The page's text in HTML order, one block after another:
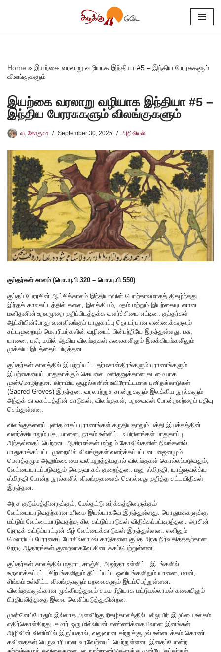
Home » இயற்கை வரலாறு வழியாக இந்தியா #5 – இந்திய பேரரசுகளும்
விலங்குகளும்
இயற்கை வரலாறு வழியாக இந்தியா #5 –
இந்திய பேரரசுகளும் விலங்குகளும்
வ. கோகுலா September 30, 2025 அறிவியல்
குப்தர்கள் காலம் (பொ.யு.பி 320 – பொ.யு.பி 550)
குப்தப் பேரரசின் ஆட்சிக்காலம் இந்தியாவின் பொற்காலமாகத் திகழ்ந்தது.
இந்தக் காலகட்டத்தில் கலை, இலக்கியம், மதம் மற்றும் இயற்கையுடனான
மனிதனின் உறவுமுறை குறிப்பிடத்தக்க வளர்ச்சியை எட்டின. குப்தர்கள்
ஆட்சியின்போது வனவிலங்குப் பாதுகாப்பு தொடர்பான எண்ணக்கருவும்
சட்டமுறையும் மௌரியர்களின் வழியைப் பின்பற்றியே இருந்துள்ளது. பசு,
யானை, புலி, மயில் ஆகிய விலங்குகள் கலைகளிலும் இலக்கியங்களிலும்
முக்கிய இடத்தைப் பிடித்தன.
குப்தர்கள் காலத்தில் இயற்றப்பட்ட தர்மசாஸ்திரங்களும் புராணங்களும்
இயற்கையைப் பாதுகாக்கும் செயலை மனிதனுக்கான கடமையாக
முன்மொழிந்தன. கிராமிய சூழல்களின் உயிரோட்டமாக புனிதக்காடுகள்
(Sacred Groves) இருந்தன. வரலாற்றுச் சான்றுகளும் இலக்கிய நூல்களும்
அந்தக் காலகட்டத்தின் காடுகள், விலங்குகள், பறவைகள் போன்றவற்றைப் பதிவு
செய்துள்ளன.
விலங்குகளைப் புனிதமாகப் புராணங்கள் கருதியதாலும் பக்தி இயக்கத்தின்
வளர்ச்சியாலும் பசு, யானை, நாகம் உள்ளிட்ட உயிரினங்கள் பாதுகாப்பு
அந்தஸ்தைப் பெற்றன. ஆசிரமங்கள் மற்றும் கோவில்களின் நிலங்களில்
பாதுகாக்கப்பட்ட முறையில் விலங்குகள் வளர்க்கப்பட்டன. ஜைனமும்
பௌத்தமும் அஹிம்சையை வலியுறுத்தியதால் விலங்குகள் கொல்லப்படுவதும்,
வேட்டையாடப்படுவதும் வெகுவாகக் குறைந்தன. மனு ஸ்மிருதி, யாஜ்ஞவல்க்ய
ஸ்மிருதி போன்ற நூல்களில் விலங்குகளைக் கொல்வது குறித்த சட்டவிதிகள்
இருந்தன.
அரச குடும்பத்தினருக்கும், மேல்தட்டு வர்க்கத்தினருக்கும்
வேட்டையாடுவதற்கான உரிமை இயல்பாகவே இருந்துள்ளது. பொதுமக்களுக்கு
மட்டும் வேட்டையாடுவதற்கு சில கட்டுப்பாடுகள் விதிக்கப்பட்டிருந்தன. அரசின்
நேரடிக் கட்டுப்பாட்டின் கீழ் வேட்டைக்காடுகள் இருந்துள்ளன. எனினும்
மௌரியப் பேரரசைப் போலில்லாமல் காடுகளை குப்த அரசு நிர்வகித்ததற்கான
நேரடி ஆதாரங்கள் குறைவாகவே கிடைக்கப்பெற்றுள்ளன.
குப்தர்கள் காலத்தில் மதுரா, சாஞ்சி, அஜந்தா உள்ளிட்ட இடங்களில்
உருவாக்கப்பட்ட சிற்பங்களிலும் தீட்டப்பட்ட ஓவியங்களிலும் யானை, மான்,
சிங்கம் உள்ளிட்ட விலங்குகளும் பறவைகளும் இடம்பெற்றுள்ளன.
விலங்குகளுக்கான முக்கியத்துவம் சமய ரீதியாக மட்டுமல்லாமல் கலையிலும்
பிரதிபலித்ததை இவை வெளிப்படுத்துகின்றன.
முன்னெப்போதும் இல்லாத அளவிற்கு நிகழ்காலத்தில் பல்லுயிர் இழப்பை உலகம்
எதிர்கொள்கிறது. சுமார் ஒரு மில்லியன் எண்ணிக்கையிலான இனங்கள்
அழிவின் விளிம்பில் இருப்பதால், வலுவான சுற்றுச்சூழல் உள்ளடக்கம் கொண்ட
கவிதைகள் பெருவாரியான வரவேற்பைப் பெற்றுள்ளன. இதைப்போன்ற